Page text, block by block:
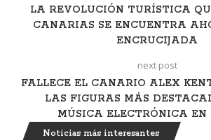
LA REVOLUCIÓN TURÍSTICA
CANARIAS SE ENCUENTRA
ENCRUCIJADA
next post
FALLECE EL CANARIO ALEX
LAS FIGURAS MÁS
MÚSICA ELECTRÓNICA EN
Noticias más interesantes